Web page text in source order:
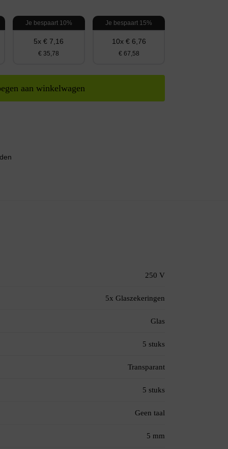
Je bespaart 10%
5x € 7,16
€ 35,78
Je bespaart 15%
10x € 6,76
€ 67,58
aan winkelwagen
250 V
5x Glaszekeringen
Glas
5 stuks
Transparant
5 stuks
Geen taal
5 mm